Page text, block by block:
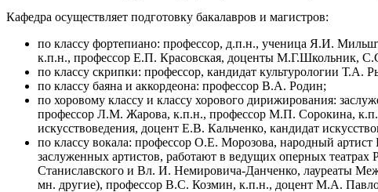
Кафедра осуществляет подготовку бакалавров и магистров:
по классу фортепиано: профессор, д.п.н., ученица Я.И.
к.п.н., профессор Е.П. Красовская, доценты М.Г.Школьник,
по классу скрипки: профессор, кандидат культурологии
по классу баяна и аккордеона: профессор В.А. Родин;
по хоровому классу и классу хорового дирижирования:
профессор Л.М. Жарова, к.п.н., профессор М.П. Сорокина,
искусствоведения, доцент Е.В. Кальченко, кандидат
по классу вокала: профессор О.Е. Морозова, народный
заслуженных артистов, работают в ведущих оперных
Станиславского и Вл. И. Немировича-Данченко, лауреаты
мн. другие), профессор В.С. Козмин, к.п.н., доцент М.А.